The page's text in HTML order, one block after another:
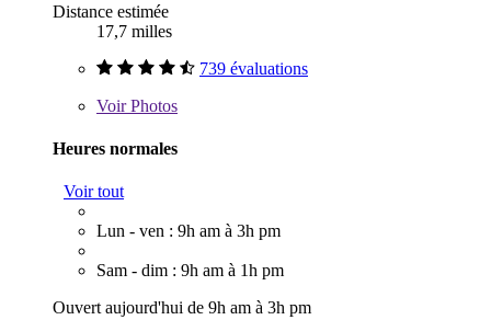
Distance estimée
17,7 milles
739 évaluations
VoirPhotos
Heures normales
Voir tout
Lun - ven : 9h am à 3h pm
Sam - dim : 9h am à 1h pm
Ouvert aujourd'hui de 9h am à 3h pm